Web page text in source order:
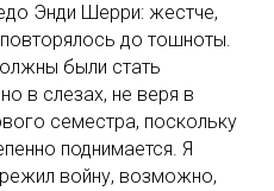
Энди Шерри: жестче,
до тошноты.
были стать
в слезах, не веря в
семестра, поскольку
поднимается. Я
войну, возможно,